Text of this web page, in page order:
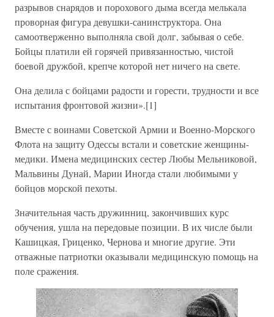
разрывов снарядов и порохового дыма всегда мелькала
проворная фигура девушки-санинструктора. Она
самоотверженно выполняла свой долг, забывая о себе.
Бойцы платили ей горячей привязанностью, чистой
боевой дружбой, крепче которой нет ничего на свете.
Она делила с бойцами радости и горести, трудности и все
испытания фронтовой жизни».[1]
Вместе с воинами Советской Армии и Военно-Морского
Флота на защиту Одессы встали и советские женщины-
медики. Имена медицинских сестер Любы Мельниковой,
Мальвины Дунай, Марии Иногда стали любимыми у
бойцов морской пехоты.
Значительная часть дружинниц, закончивших курс
обучения, ушла на передовые позиции. В их числе были
Кашицкая, Гриценко, Чернова и многие другие. Эти
отважные патриотки оказывали медицинскую помощь на
поле сражения.